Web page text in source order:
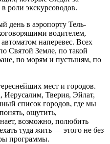
роли экскурсоводов.
день в аэропорту Тель-
водителем,
наперевес. Всех
Святой Земле, по такой
по морям и пустыням, по
мест и городов.
Иерусалим, Тверия, Эйлат,
список городов, где мы
ощутить,
возможно, полюбить
туда жить — этого не без
программы.